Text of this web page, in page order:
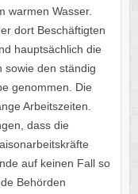
warmen Wasser.
dort Beschäftigten
hauptsächlich die
sowie den ständig
genommen. Die
Arbeitszeiten.
dass die
auf keinen Fall so
Behörden